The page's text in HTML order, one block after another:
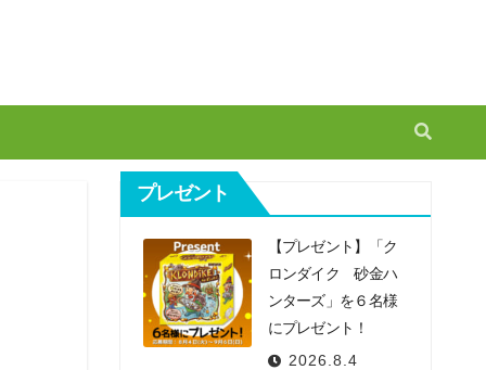
プレゼント
【プレゼント】「ク
ロンダイク 砂金ハ
ンターズ」を６名様
にプレゼント！
2026.8.4